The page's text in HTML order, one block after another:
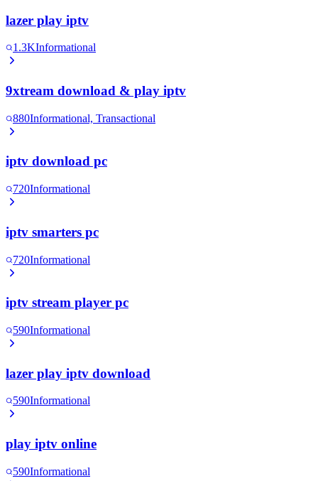
lazer play iptv
1.3KInformational
9xtream download & play iptv
880Informational, Transactional
iptv download pc
720Informational
iptv smarters pc
720Informational
iptv stream player pc
590Informational
lazer play iptv download
590Informational
play iptv online
590Informational